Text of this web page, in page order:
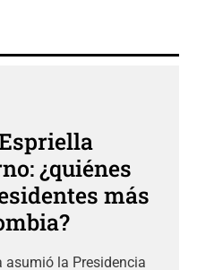
¿quiénes
más
asumió la Presidencia